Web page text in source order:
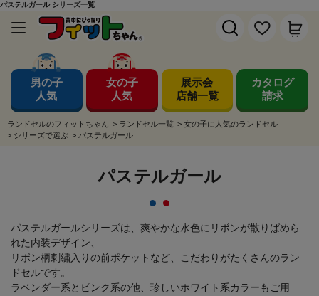
パステルガール シリーズ一覧
男の子
人気
女の子
人気
展示会
店舗一覧
カタログ
請求
ランドセルのフィットちゃん > ランドセル一覧 > 女の子に人気のランドセル
> シリーズで選ぶ > パステルガール
パステルガール
パステルガールシリーズは、爽やかな水色にリボンが散りばめら
れた内装デザイン、
リボン柄刺繍入りの前ポケットなど、こだわりがたくさんのラン
ドセルです。
ラベンダー系とピンク系の他、珍しいホワイト系カラーもご用